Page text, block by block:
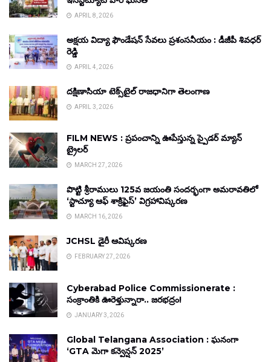
APRIL 8, 2026
అక్షయ విద్యా ఫౌండేషన్ సేవలు ప్రశంసనీయం : డీజీపీ శివధర్
రెడ్డి
APRIL 4, 2026
దక్షిణాసియా టెక్స్‌టైల్ రాజధానిగా తెలంగాణ
APRIL 3, 2026
FILM NEWS : ప్రపంచాన్ని ఊపేస్తున్న స్పైడర్ మ్యాన్
ట్రైలర్
MARCH 27, 2026
పొట్టి శ్రీరాములు 125వ జయంతి సందర్భంగా అమరావతిలో
‘స్టాచ్యూ ఆఫ్ శాక్రిఫైస్’ విగ్రహావిష్కరణ
MARCH 16, 2026
JCHSL డైరీ ఆవిష్కరణ
FEBRUARY 27, 2026
Cyberabad Police Commissionerate :
సంక్రాంతికి ఊరెళ్తున్నారా.. జరభద్రం!
JANUARY 3, 2026
Global Telangana Association : ఘనంగా
‘GTA మెగా కన్వెన్షన్ 2025’